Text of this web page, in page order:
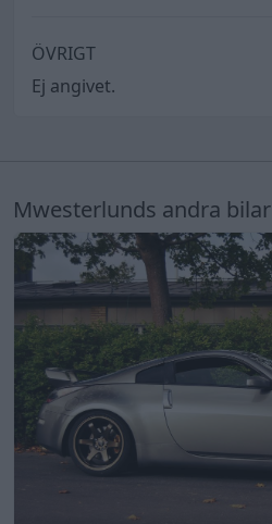
ÖVRIGT
Ej angivet.
Mwesterlunds andra bilar